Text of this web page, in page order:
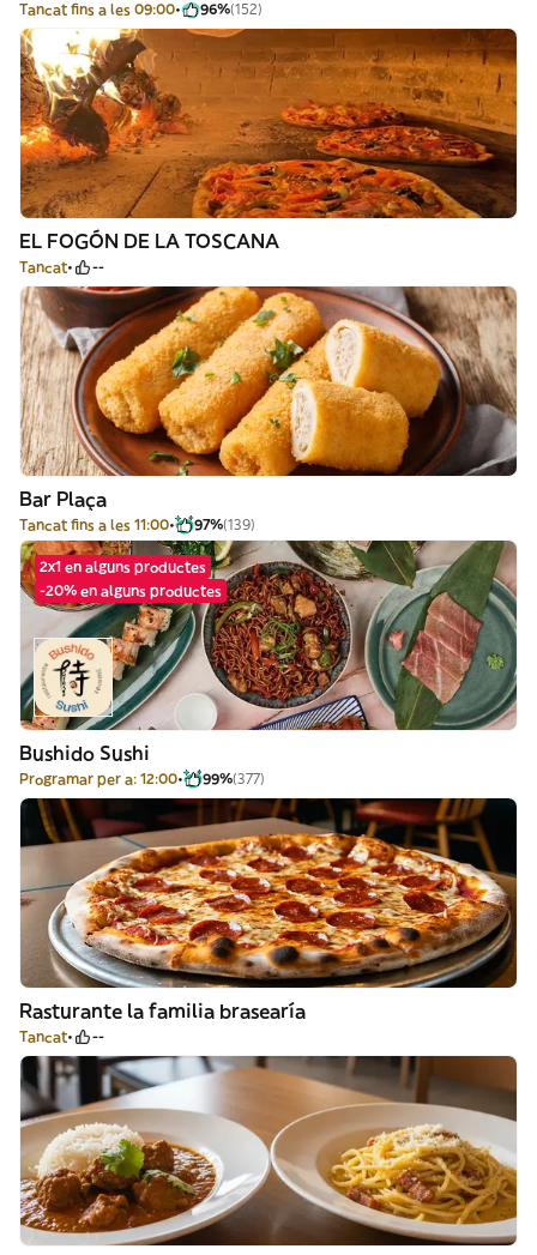
Tancat fins a les 09:00 96%(152)
EL FOGÓN DE LA TOSCANA
Tancat --
Bar Plaça
Tancat fins a les 11:00 97%(139)
2x1 en alguns productes
-20% en alguns productes
Bushido Sushi
Programar per a: 12:00 99%(377)
Rasturante la familia brasearía
Tancat --